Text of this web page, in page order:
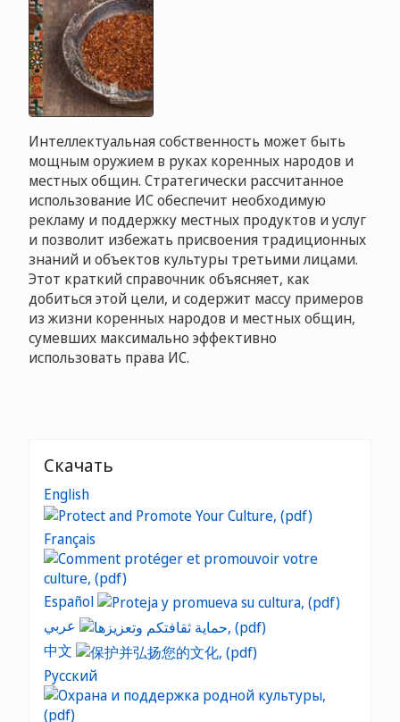
Интеллектуальная собственность может быть
мощным оружием в руках коренных народов и
местных общин. Стратегически рассчитанное
использование ИС обеспечит необходимую
рекламу и поддержку местных продуктов и услуг
и позволит избежать присвоения традиционных
знаний и объектов культуры третьими лицами.
Этот краткий справочник объясняет, как
добиться этой цели, и содержит массу примеров
из жизни коренных народов и местных общин,
сумевших максимально эффективно
использовать права ИС.
Скачать
English
Français
Español
中文
Русский